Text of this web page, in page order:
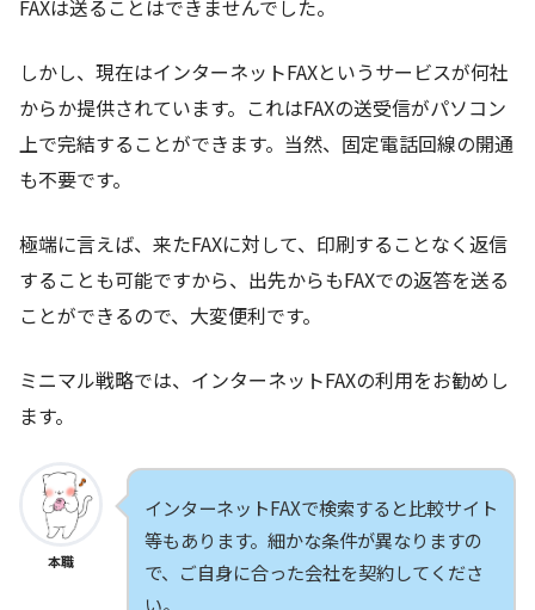
FAXは送ることはできませんでした。
しかし、現在はインターネットFAXというサービスが何社
からか提供されています。これはFAXの送受信がパソコン
上で完結することができます。当然、固定電話回線の開通
も不要です。
極端に言えば、来たFAXに対して、印刷することなく返信
することも可能ですから、出先からもFAXでの返答を送る
ことができるので、大変便利です。
ミニマル戦略では、インターネットFAXの利用をお勧めし
ます。
本職
インターネットFAXで検索すると比較サイト
等もあります。細かな条件が異なりますの
で、ご自身に合った会社を契約してくださ
い。